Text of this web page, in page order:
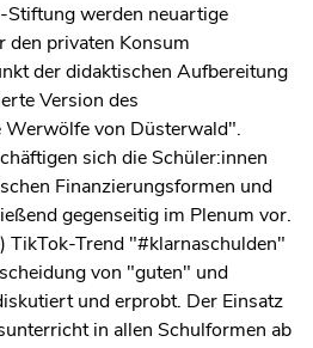
Stiftung werden neuartige
den privaten Konsum
der didaktischen Aufbereitung
Version des
Werwölfe von Düsterwald".
sich die Schüler:innen
Finanzierungsformen und
gegenseitig im Plenum vor.
TikTok-Trend "#klarnaschulden"
von "guten" und
und erprobt. Der Einsatz
in allen Schulformen ab